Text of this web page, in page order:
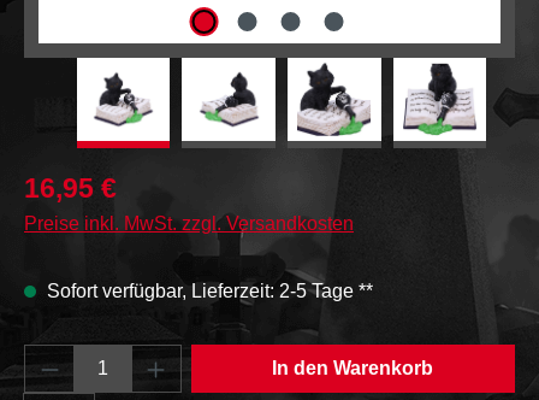
16,95 €
Preise inkl. MwSt. zzgl. Versandkosten
Sofort verfügbar, Lieferzeit: 2-5 Tage **
Produkt Anzahl: Gib den gewünschten
In den Warenkorb